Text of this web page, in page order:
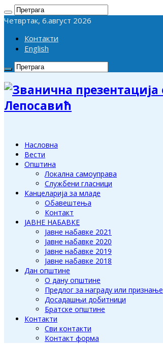
Четвртак, 6.август 2026
Контакти
English
Лепосавић
Насловна
Вести
Општина
Локална самоуправа
Службени гласници
Канцеларија за младе
Обавештења
Контакт
ЈАВНЕ НАБАВКЕ
Јавне набавке 2021
Јавне набавке 2020
Јавне набавке 2019
Јавне набавке 2018
Дан општине
О дану општине
Предлог за награду или признање
Досадашњи добитници
Братске општине
Контакти
Сви контакти
Контакт форма